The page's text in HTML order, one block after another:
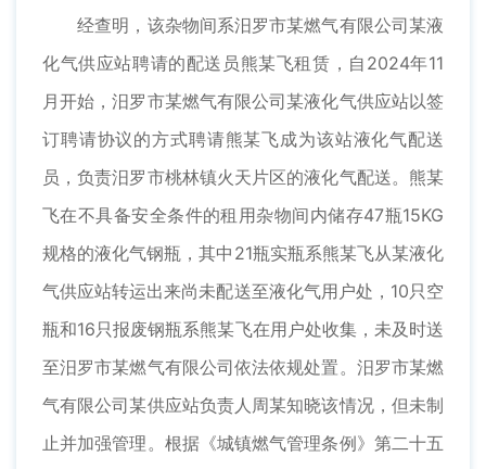
经查明，该杂物间系汨罗市某燃气有限公司某液
化气供应站聘请的配送员熊某飞租赁，自2024年11
月开始，汨罗市某燃气有限公司某液化气供应站以签
订聘请协议的方式聘请熊某飞成为该站液化气配送
员，负责汨罗市桃林镇火天片区的液化气配送。熊某
飞在不具备安全条件的租用杂物间内储存47瓶15KG
规格的液化气钢瓶，其中21瓶实瓶系熊某飞从某液化
气供应站转运出来尚未配送至液化气用户处，10只空
瓶和16只报废钢瓶系熊某飞在用户处收集，未及时送
至汨罗市某燃气有限公司依法依规处置。汨罗市某燃
气有限公司某供应站负责人周某知晓该情况，但未制
止并加强管理。根据《城镇燃气管理条例》第二十五